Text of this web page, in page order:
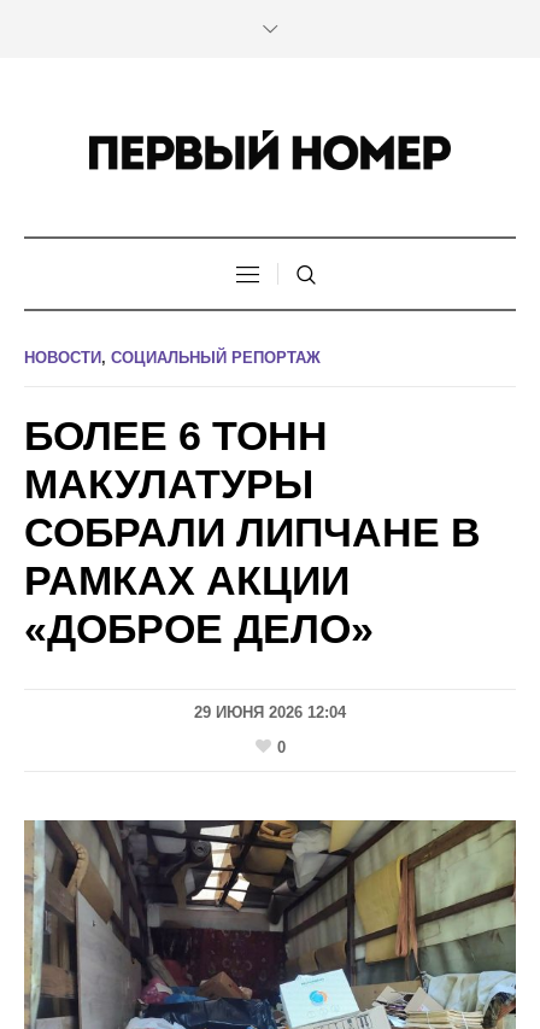
НОВОСТИ , СОЦИАЛЬНЫЙ РЕПОРТАЖ
БОЛЕЕ 6 ТОНН
МАКУЛАТУРЫ
СОБРАЛИ ЛИПЧАНЕ В
РАМКАХ АКЦИИ
«ДОБРОЕ ДЕЛО»
29 ИЮНЯ 2026 12:04
0